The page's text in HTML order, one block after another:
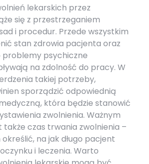
lekarskich przez
się z przestrzeganiem
i procedur. Przede wszystkim
stan zdrowia pacjenta oraz
problemy psychiczne
na zdolność do pracy. W
takiej potrzeby,
sporządzić odpowiednią
która będzie stanowić
zwolnienia. Ważnym
czas trwania zwolnienia –
na jak długo pacjent
i leczenia. Warto